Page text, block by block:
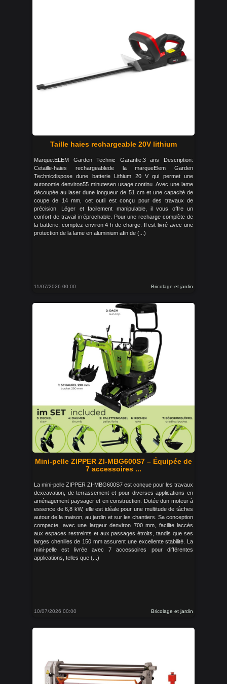
Taille haies rechargeable 20V lithium
Marque:ELEM Garden Technic Garantie:3 ans Description:
Cetaille-haies rechargeablede la marqueElem Garden
Technicdispose dune batterie Lithium 20 V qui permet une
autonomie denviron55 minutesen usage continu. Avec une lame
découpée au laser dune longueur de 51 cm et une capacité de
coupe de 14 mm, cet outil est conçu pour des travaux de
précision. Léger et facilement manipulable, il vous offre un
confort de travail irréprochable. Pour une recharge complète de
la batterie, comptez environ 4 h de charge. Il est livré avec une
protection de la lame en aluminium afin de (...)
11/07/2026 00:00 Bricolage et jardin
Mini-pelle ZIPPER ZI-MBG600S7 – Équipée de
7 accessoires ...
La mini-pelle ZIPPER ZI-MBG600S7 est conçue pour les travaux
dexcavation, de terrassement et pour diverses applications en
aménagement paysager et en construction. Dotée dun moteur à
essence de 6,8 kW, elle est idéale pour une multitude de tâches
autour de la maison, au jardin et sur les chantiers. Sa conception
compacte, avec une largeur denviron 700 mm, facilite laccès
aux espaces restreints et aux passages étroits, tandis que ses
larges chenilles de 150 mm assurent une excellente stabilité. La
mini-pelle est livrée avec 7 accessoires pour différentes
applications, telles que (...)
10/07/2026 00:00 Bricolage et jardin